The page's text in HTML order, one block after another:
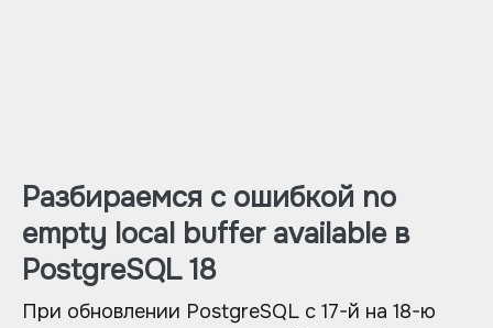
Разбираемся с ошибкой no
empty local buffer available в
PostgreSQL 18
При обновлении PostgreSQL с 17-й на 18-ю